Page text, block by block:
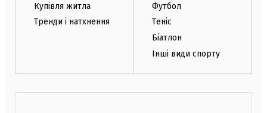
Купівля житла
Тренди і натхнення
Футбол
Теніс
Біатлон
Інші види спорту